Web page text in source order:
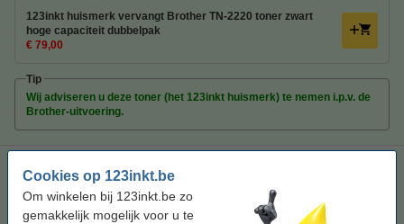
Cookies op 123inkt.be
Om winkelen bij 123inkt.be zo
gemakkelijk mogelijk voor u te
123inkt huismerk vervangt Brother TN-2220 toner zwart
hoge capaciteit dubbelpak
€ 79,00
Tip
Wij adviseren u deze toner (het 123inkt huismerk) te nemen i.p.v. de
Brother-uitvoering.
123inkt huismerk vervangt Brother TN-2220 toner zwart extra
hoge capaciteitAanbeveling
123inkt toner ± 5.500 pagina's